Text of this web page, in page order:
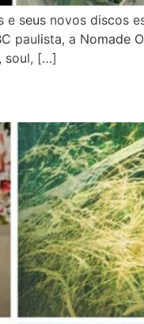
seus novos discos
paulista, a
soul, […]